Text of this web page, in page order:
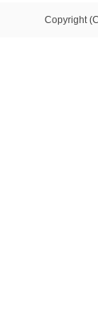
Copyright